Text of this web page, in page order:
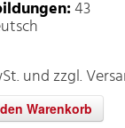
43
und zzgl.